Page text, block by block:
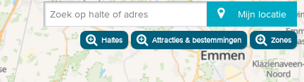
Zoek op halte of adres Mijn locatie
Haltes Attracties & bestemmingen Zones